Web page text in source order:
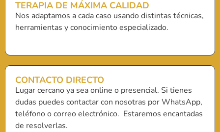
TERAPIA DE MÁXIMA CALIDAD
Nos adaptamos a cada caso usando distintas técnicas,
herramientas y conocimiento especializado.
CONTACTO DIRECTO
Lugar cercano ya sea online o presencial. Si tienes
dudas puedes contactar con nosotras por WhatsApp,
teléfono o correo electrónico. Estaremos encantadas
de resolverlas.